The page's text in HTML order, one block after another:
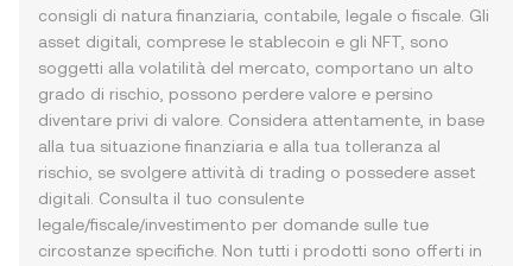
consigli di natura finanziaria, contabile, legale o fiscale. Gli
asset digitali, comprese le stablecoin e gli NFT, sono
soggetti alla volatilità del mercato, comportano un alto
grado di rischio, possono perdere valore e persino
diventare privi di valore. Considera attentamente, in base
alla tua situazione finanziaria e alla tua tolleranza al
rischio, se svolgere attività di trading o possedere asset
digitali. Consulta il tuo consulente
legale/fiscale/investimento per domande sulle tue
circostanze specifiche. Non tutti i prodotti sono offerti in